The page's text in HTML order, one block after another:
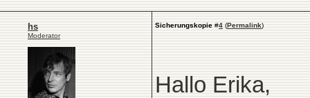
hs
Moderator
Sicherungskopie #4 (Permalink)
Hallo Erika,